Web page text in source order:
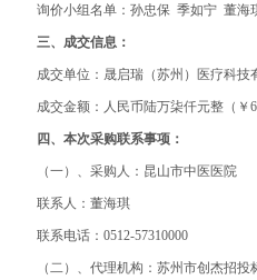
询价小组名单：孙忠保 季如宁 董海
三、成交信息：
成交单位：晟启瑞（苏州）医疗科技
成交金额：人民币陆万柒仟元整（￥
四、本次采购联系事项：
（一）、采购人：昆山市中医医院
联系人：董海琪
联系电话：0512-57310000
（二）、代理机构：苏州市创杰招投